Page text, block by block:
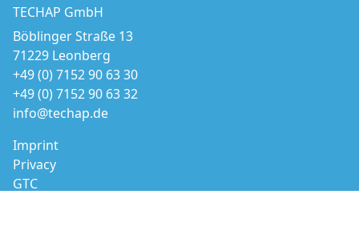
TECHAP GmbH
Böblinger Straße 13
71229 Leonberg
+49 (0) 7152 90 63 30
+49 (0) 7152 90 63 32
info@techap.de
Imprint
Privacy
GTC